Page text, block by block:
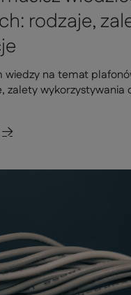
rodzaje,
na temat
zalety wykorzystywania